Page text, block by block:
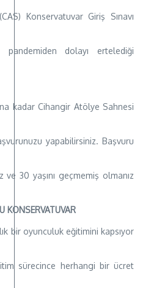
Konservatuvar Giriş Sınavı
dolayı ertelediği
kadar Cihangir Atölye Sahnesi
yapabilirsiniz. Başvuru
30 yaşını geçmemiş olmanız
KONSERVATUVAR
bir oyunculuk eğitimini kapsıyor
sürecince herhangi bir ücret